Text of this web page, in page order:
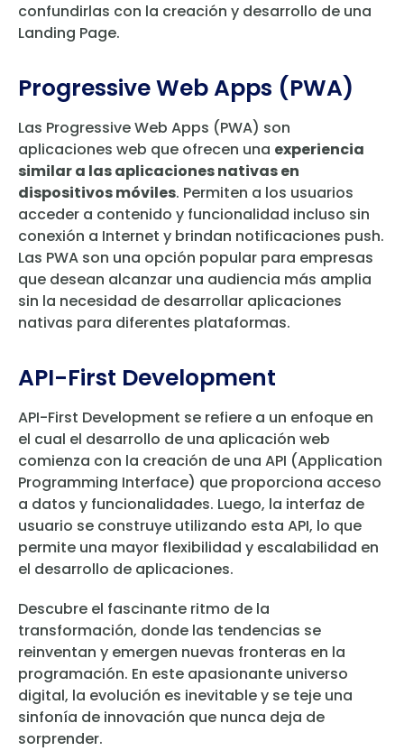
confundirlas con la creación y desarrollo de una
Landing Page.
Progressive Web Apps (PWA)
Las Progressive Web Apps (PWA) son
aplicaciones web que ofrecen una experiencia
similar a las aplicaciones nativas en
dispositivos móviles. Permiten a los usuarios
acceder a contenido y funcionalidad incluso sin
conexión a Internet y brindan notificaciones push.
Las PWA son una opción popular para empresas
que desean alcanzar una audiencia más amplia
sin la necesidad de desarrollar aplicaciones
nativas para diferentes plataformas.
API-First Development
API-First Development se refiere a un enfoque en
el cual el desarrollo de una aplicación web
comienza con la creación de una API (Application
Programming Interface) que proporciona acceso
a datos y funcionalidades. Luego, la interfaz de
usuario se construye utilizando esta API, lo que
permite una mayor flexibilidad y escalabilidad en
el desarrollo de aplicaciones.
Descubre el fascinante ritmo de la
transformación, donde las tendencias se
reinventan y emergen nuevas fronteras en la
programación. En este apasionante universo
digital, la evolución es inevitable y se teje una
sinfonía de innovación que nunca deja de
sorprender.